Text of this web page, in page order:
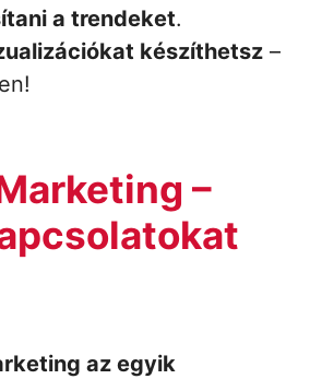
a trendeket.
készíthetsz –
–
az egyik